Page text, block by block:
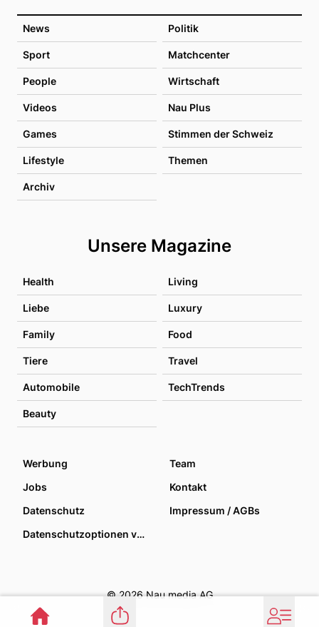
News Politik
Sport Matchcenter
People Wirtschaft
Videos Nau Plus
Games Stimmen der Schweiz
Lifestyle Themen
Archiv
Unsere Magazine
Health Living
Liebe Luxury
Family Food
Tiere Travel
Automobile TechTrends
Beauty
Werbung
Team
Jobs
Kontakt
Datenschutz
Impressum / AGBs
Datenschutzoptionen verwalten
© 2026 Nau media AG